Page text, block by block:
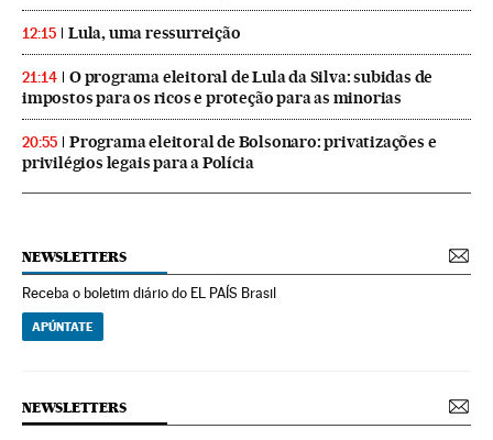
12:15 Lula, uma ressurreição
21:14
O programa eleitoral de Lula da Silva: subidas de
impostos para os ricos e proteção para as minorias
20:55
Programa eleitoral de Bolsonaro: privatizações e
privilégios legais para a Polícia
NEWSLETTERS
Receba o boletim diário do EL PAÍS Brasil
APÚNTATE
NEWSLETTERS